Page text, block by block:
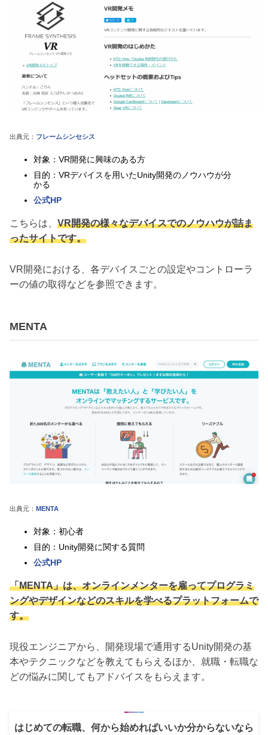
出典元： フレームシンセシス
対象：VR開発に興味のある方
目的：VRデバイスを用いたUnity開発のノウハウが分
かる
公式HP
こちらは、 VR開発の様々なデバイスでのノウハウが詰ま
ったサイトです。
VR開発における、各デバイスごとの設定やコントローラ
ーの値の取得などを参照できます。
MENTA
出典元： MENTA
対象：初心者
目的：Unity開発に関する質問
公式HP
「MENTA」は、オンラインメンターを雇ってプログラミ
ングやデザインなどのスキルを学べるプラットフォームで
す。
現役エンジニアから、開発現場で通用するUnity開発の基
本やテクニックなどを教えてもらえるほか、就職・転職な
どの悩みに関してもアドバイスをもらえます。
はじめての転職、何から始めればいいか分からないなら